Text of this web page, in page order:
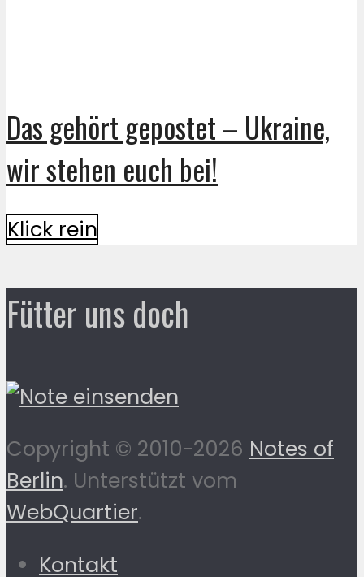
Das gehört gepostet – Ukraine,
wir stehen euch bei!
Klick rein
Fütter uns doch
Copyright © 2010-2026 Notes of
Berlin. Unterstützt vom
WebQuartier.
Kontakt